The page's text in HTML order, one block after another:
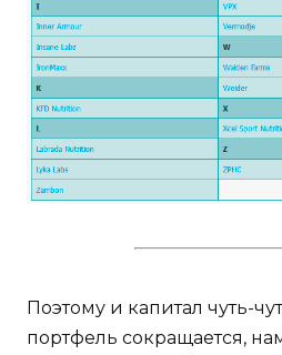
Поэтому и капитал чуть-
портфель сокращается,